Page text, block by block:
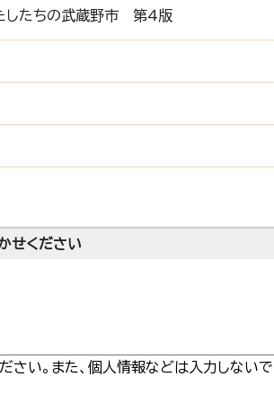
したちの武蔵野市 第4版
せください